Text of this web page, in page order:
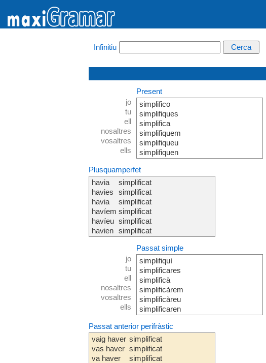
Infinitiu
jo
tu
ell
nosaltres
vosaltres
ells
Present
simplifico
simplifiques
simplifica
simplifiquem
simplifiqueu
simplifiquen
Plusquamperfet
havia
havies
havia
havíem
havíeu
havien
simplificat
simplificat
simplificat
simplificat
simplificat
simplificat
jo
tu
ell
nosaltres
vosaltres
ells
Passat simple
simplifiquí
simplificares
simplificà
simplificàrem
simplificàreu
simplificaren
Passat anterior perifràstic
vaig haver
vas haver
va haver
simplificat
simplificat
simplificat